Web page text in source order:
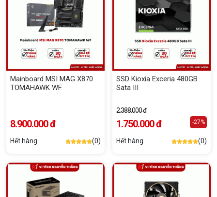
Mainboard MSI MAG X870
TOMAHAWK WF
8.900.000 đ
Hết hàng (0)
SSD Kioxia Exceria 480GB
Sata III
2.388.000 đ
1.750.000 đ -27%
Hết hàng (0)